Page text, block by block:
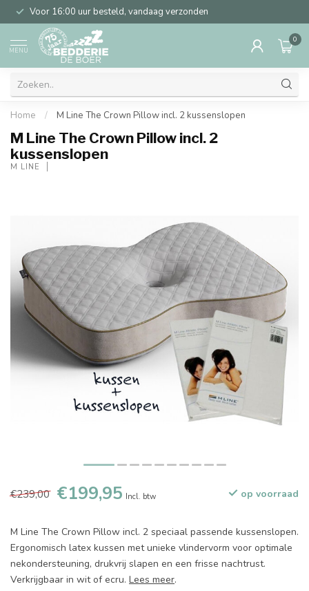
Voor 16:00 uur besteld, vandaag verzonden
MENU
0
Home / M Line The Crown Pillow incl. 2 kussenslopen
M Line The Crown Pillow incl. 2
kussenslopen
M LINE
€239,00 €199,95 Incl. btw op voorraad
M Line The Crown Pillow incl. 2 speciaal passende kussenslopen.
Ergonomisch latex kussen met unieke vlindervorm voor optimale
nekondersteuning, drukvrij slapen en een frisse nachtrust.
Verkrijgbaar in wit of ecru. Lees meer.